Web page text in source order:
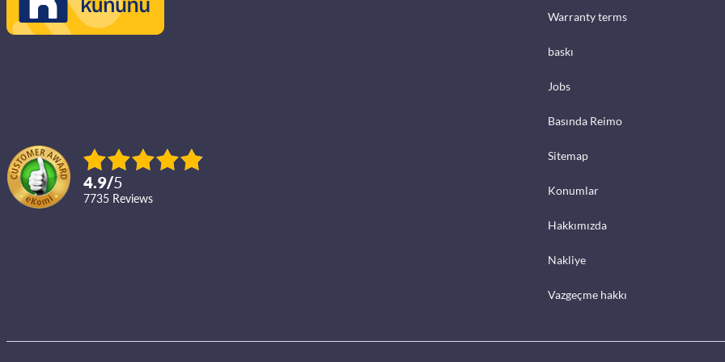
4.9/5
7735 reviews
Warranty terms
baskı
Jobs
Basında Reimo
Sitemap
Konumlar
Hakkımızda
Nakliye
Vazgeçme hakkı